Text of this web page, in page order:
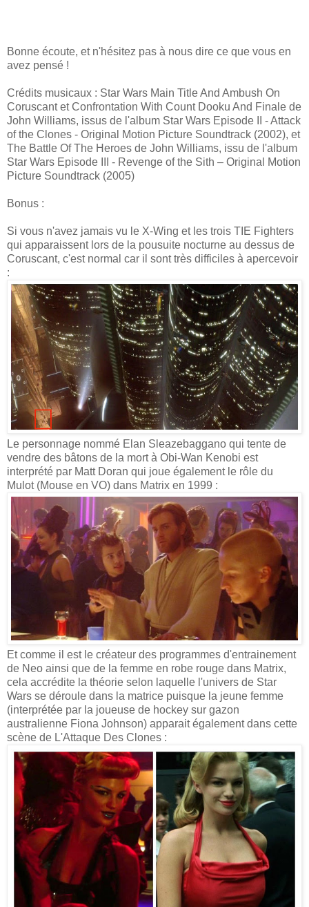
Bonne écoute, et n'hésitez pas à nous dire ce que vous en
avez pensé !
Crédits musicaux : Star Wars Main Title And Ambush On
Coruscant et Confrontation With Count Dooku And Finale de
John Williams, issus de l'album Star Wars Episode II - Attack
of the Clones - Original Motion Picture Soundtrack (2002), et
The Battle Of The Heroes de John Williams, issu de l'album
Star Wars Episode III - Revenge of the Sith – Original Motion
Picture Soundtrack (2005)
Bonus :
Si vous n'avez jamais vu le X-Wing et les trois TIE Fighters
qui apparaissent lors de la pousuite nocturne au dessus de
Coruscant, c'est normal car il sont très difficiles à apercevoir
:
Le personnage nommé Elan Sleazebaggano qui tente de
vendre des bâtons de la mort à Obi-Wan Kenobi est
interprété par Matt Doran qui joue également le rôle du
Mulot (Mouse en VO) dans Matrix en 1999 :
Et comme il est le créateur des programmes d'entrainement
de Neo ainsi que de la femme en robe rouge dans Matrix,
cela accrédite la théorie selon laquelle l'univers de Star
Wars se déroule dans la matrice puisque la jeune femme
(interprétée par la joueuse de hockey sur gazon
australienne Fiona Johnson) apparait également dans cette
scène de L'Attaque Des Clones :